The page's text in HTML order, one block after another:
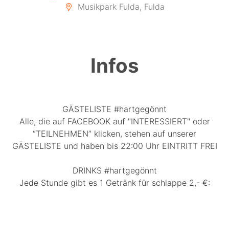
Musikpark Fulda, Fulda
Infos
GÄSTELISTE #hartgegönnt
Alle, die auf FACEBOOK auf "INTERESSIERT" oder
“TEILNEHMEN” klicken, stehen auf unserer
GÄSTELISTE und haben bis 22:00 Uhr EINTRITT FREI
DRINKS #hartgegönnt
Jede Stunde gibt es 1 Getränk für schlappe 2,- €: